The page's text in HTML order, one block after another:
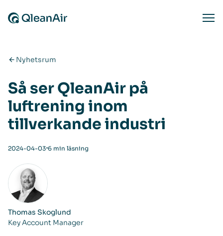
Nyhetsrum
Så ser QleanAir på
luftrening inom
tillverkande industri
2024-04-03⋅6 min läsning
Thomas Skoglund
Key Account Manager